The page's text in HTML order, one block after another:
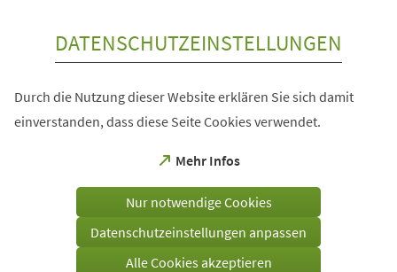
DATENSCHUTZEINSTELLUNGEN
Durch die Nutzung dieser Website erklären Sie sich damit
einverstanden, dass diese Seite Cookies verwendet.
Mehr Infos
(Öffnet
einem
Tab)
Nur notwendige Cookies
Datenschutzeinstellungen anpassen
Alle Cookies akzeptieren